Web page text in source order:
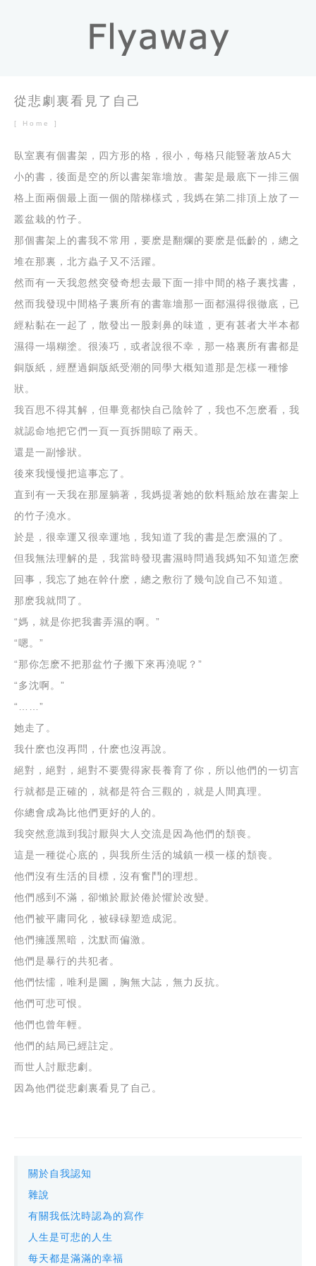
從悲劇裏看見了自己
[ Home ]
臥室裏有個書架，四方形的格，很小，每格只能豎著放A5大
小的書，後面是空的所以書架靠墻放。書架是最底下一排三個
格上面兩個最上面一個的階梯樣式，我媽在第二排頂上放了一
叢盆栽的竹子。
那個書架上的書我不常用，要麽是翻爛的要麽是低齡的，總之
堆在那裏，北方蟲子又不活躍。
然而有一天我忽然突發奇想去最下面一排中間的格子裏找書，
然而我發現中間格子裏所有的書靠墻那一面都濕得很徹底，已
經粘黏在一起了，散發出一股刺鼻的味道，更有甚者大半本都
濕得一塌糊塗。很湊巧，或者說很不幸，那一格裏所有書都是
銅版紙，經歷過銅版紙受潮的同學大概知道那是怎樣一種慘
狀。
我百思不得其解，但畢竟都快自己陰幹了，我也不怎麽看，我
就認命地把它們一頁一頁拆開晾了兩天。
還是一副慘狀。
後來我慢慢把這事忘了。
直到有一天我在那屋躺著，我媽提著她的飲料瓶給放在書架上
的竹子澆水。
於是，很幸運又很幸運地，我知道了我的書是怎麽濕的了。
但我無法理解的是，我當時發現書濕時問過我媽知不知道怎麽
回事，我忘了她在幹什麽，總之敷衍了幾句說自己不知道。
那麽我就問了。
“媽，就是你把我書弄濕的啊。”
“嗯。”
“那你怎麽不把那盆竹子搬下來再澆呢？”
“多沈啊。”
“……”
她走了。
我什麽也沒再問，什麽也沒再說。
絕對，絕對，絕對不要覺得家長養育了你，所以他們的一切言
行就都是正確的，就都是符合三觀的，就是人間真理。
你總會成為比他們更好的人的。
我突然意識到我討厭與大人交流是因為他們的頹喪。
這是一種從心底的，與我所生活的城鎮一模一樣的頹喪。
他們沒有生活的目標，沒有奮鬥的理想。
他們感到不滿，卻懶於厭於倦於懼於改變。
他們被平庸同化，被碌碌塑造成泥。
他們擁護黑暗，沈默而偏激。
他們是暴行的共犯者。
他們怯懦，唯利是圖，胸無大誌，無力反抗。
他們可悲可恨。
他們也曾年輕。
他們的結局已經註定。
而世人討厭悲劇。
因為他們從悲劇裏看見了自己。
關於自我認知
雜說
有關我低沈時認為的寫作
人生是可悲的人生
每天都是滿滿的幸福